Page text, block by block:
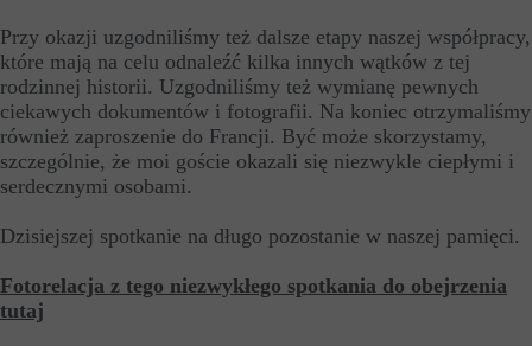
Przy okazji uzgodniliśmy też dalsze etapy naszej współpracy,
które mają na celu odnaleźć kilka innych wątków z tej
rodzinnej historii. Uzgodniliśmy też wymianę pewnych
ciekawych dokumentów i fotografii. Na koniec otrzymaliśmy
również zaproszenie do Francji. Być może skorzystamy,
szczególnie, że moi goście okazali się niezwykle ciepłymi i
serdecznymi osobami.
Dzisiejszej spotkanie na długo pozostanie w naszej pamięci.
Fotorelacja z tego niezwykłego spotkania do obejrzenia
tutaj